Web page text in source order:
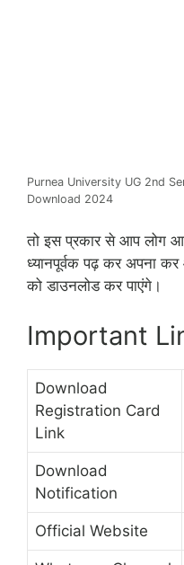
Purnea University UG 2nd
Download 2024
तो इस प्रकार से आप लोग
ध्यानपूर्वक पढ़ कर अपना
को डाउनलोड कर पाएंगे।
Important
Download
Registration Card
Link
Download
Notification
Official Websit️e